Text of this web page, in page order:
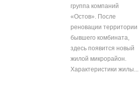
группа компаний
«Остов». После
реновации территории
бывшего комбината,
здесь появится новый
жилой микрорайон.
Характеристики жилы...